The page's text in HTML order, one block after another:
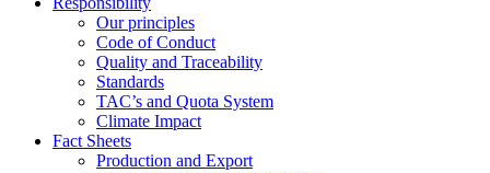
Our principles
Code of Conduct
Quality and Traceability
Standards
TAC’s and Quota System
Climate Impact
Fact Sheets
Production and Export